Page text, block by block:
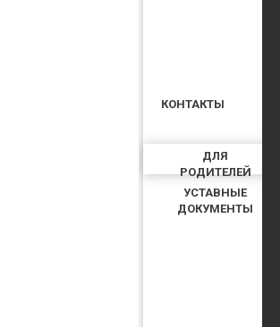
ДЛЯ
РОДИТЕЛЕЙ
УСТАВНЫЕ
ДОКУМЕНТЫ
КОНТАКТЫ